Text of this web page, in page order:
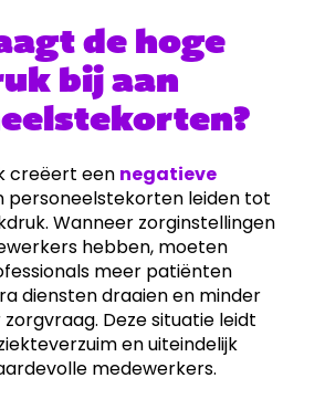
de hoge
bij aan
creëert een negatieve
personeelstekorten leiden tot
Wanneer zorginstellingen
hebben, moeten
meer patiënten
diensten draaien en minder
Deze situatie leidt
en uiteindelijk
medewerkers.